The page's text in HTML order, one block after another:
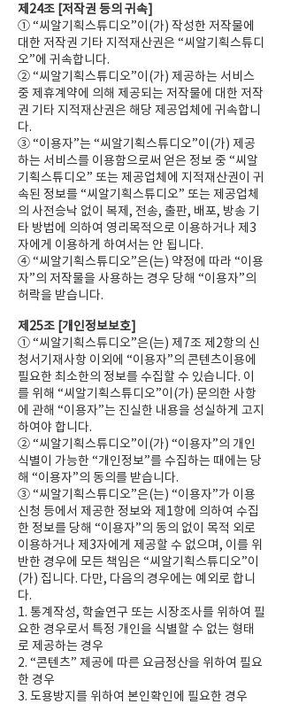
제24조 [저작권 등의 귀속]
① “씨알기획스튜디오”이(가) 작성한 저작물에
대한 저작권 기타 지적재산권은 “씨알기획스튜디
오”에 귀속합니다.
② “씨알기획스튜디오”이(가) 제공하는 서비스
중 제휴계약에 의해 제공되는 저작물에 대한 저작
권 기타 지적재산권은 해당 제공업체에 귀속합니
다.
③ “이용자”는 “씨알기획스튜디오”이(가) 제공
하는 서비스를 이용함으로써 얻은 정보 중 “씨알
기획스튜디오” 또는 제공업체에 지적재산권이 귀
속된 정보를 “씨알기획스튜디오” 또는 제공업체
의 사전승낙 없이 복제, 전송, 출판, 배포, 방송 기
타 방법에 의하여 영리목적으로 이용하거나 제3
자에게 이용하게 하여서는 안 됩니다.
④ “씨알기획스튜디오”은(는) 약정에 따라 “이용
자”의 저작물을 사용하는 경우 당해 “이용자”의
허락을 받습니다.
제25조 [개인정보보호]
① “씨알기획스튜디오”은(는) 제7조 제2항의 신
청서기재사항 이외에 “이용자”의 콘텐츠이용에
필요한 최소한의 정보를 수집할 수 있습니다. 이
를 위해 “씨알기획스튜디오”이(가) 문의한 사항
에 관해 “이용자”는 진실한 내용을 성실하게 고지
하여야 합니다.
② “씨알기획스튜디오”이(가) “이용자”의 개인
식별이 가능한 “개인정보”를 수집하는 때에는 당
해 “이용자”의 동의를 받습니다.
③ “씨알기획스튜디오”은(는) “이용자”가 이용
신청 등에서 제공한 정보와 제1항에 의하여 수집
한 정보를 당해 “이용자”의 동의 없이 목적 외로
이용하거나 제3자에게 제공할 수 없으며, 이를 위
반한 경우에 모든 책임은 “씨알기획스튜디오”이
(가) 집니다. 다만, 다음의 경우에는 예외로 합니
다.
1. 통계작성, 학술연구 또는 시장조사를 위하여 필
요한 경우로서 특정 개인을 식별할 수 없는 형태
로 제공하는 경우
2. “콘텐츠” 제공에 따른 요금정산을 위하여 필요
한 경우
3. 도용방지를 위하여 본인확인에 필요한 경우